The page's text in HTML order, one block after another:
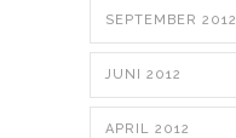
SEPTEMBER 2012
JUNI 2012
APRIL 2012